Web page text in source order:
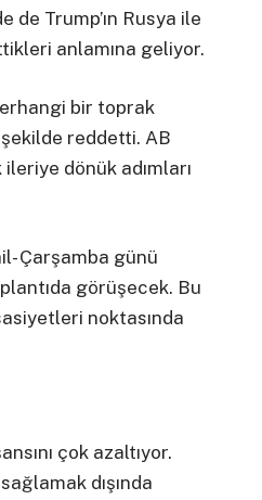
de Trump’ın Rusya ile
anlamına geliyor.
bir toprak
şekilde reddetti. AB
dönük adımları
Çarşamba günü
görüşecek. Bu
noktasında
çok azaltıyor.
dışında